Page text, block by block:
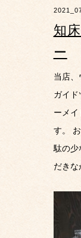
知
ー
当店
ガイ
ーメイ
す。
駄の少
だきな